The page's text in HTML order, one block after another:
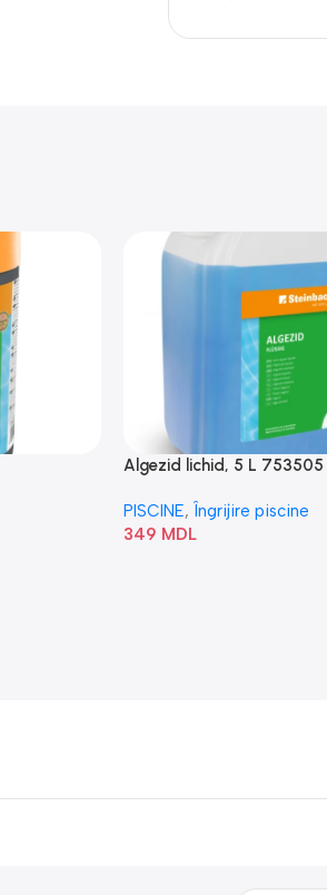
Algezid lichid, 5 L 753505
PISCINE, Îngrijire piscine
349 MDL